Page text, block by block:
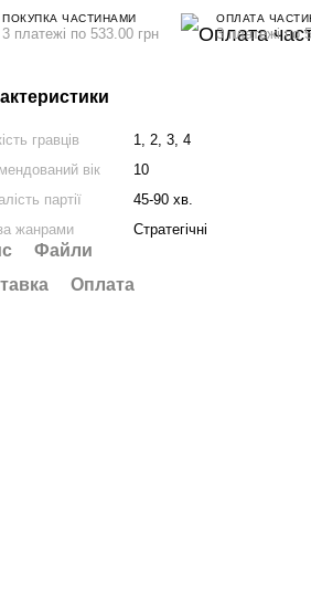
ПОКУПКА ЧАСТИНАМИ
3 платежі по 533.00 грн
ОПЛАТА
3 платежі по
гравців
1, 2, 3, 4
вік
10
партії
45-90 хв.
за жанрами
Стратегічні
Файли
Оплата